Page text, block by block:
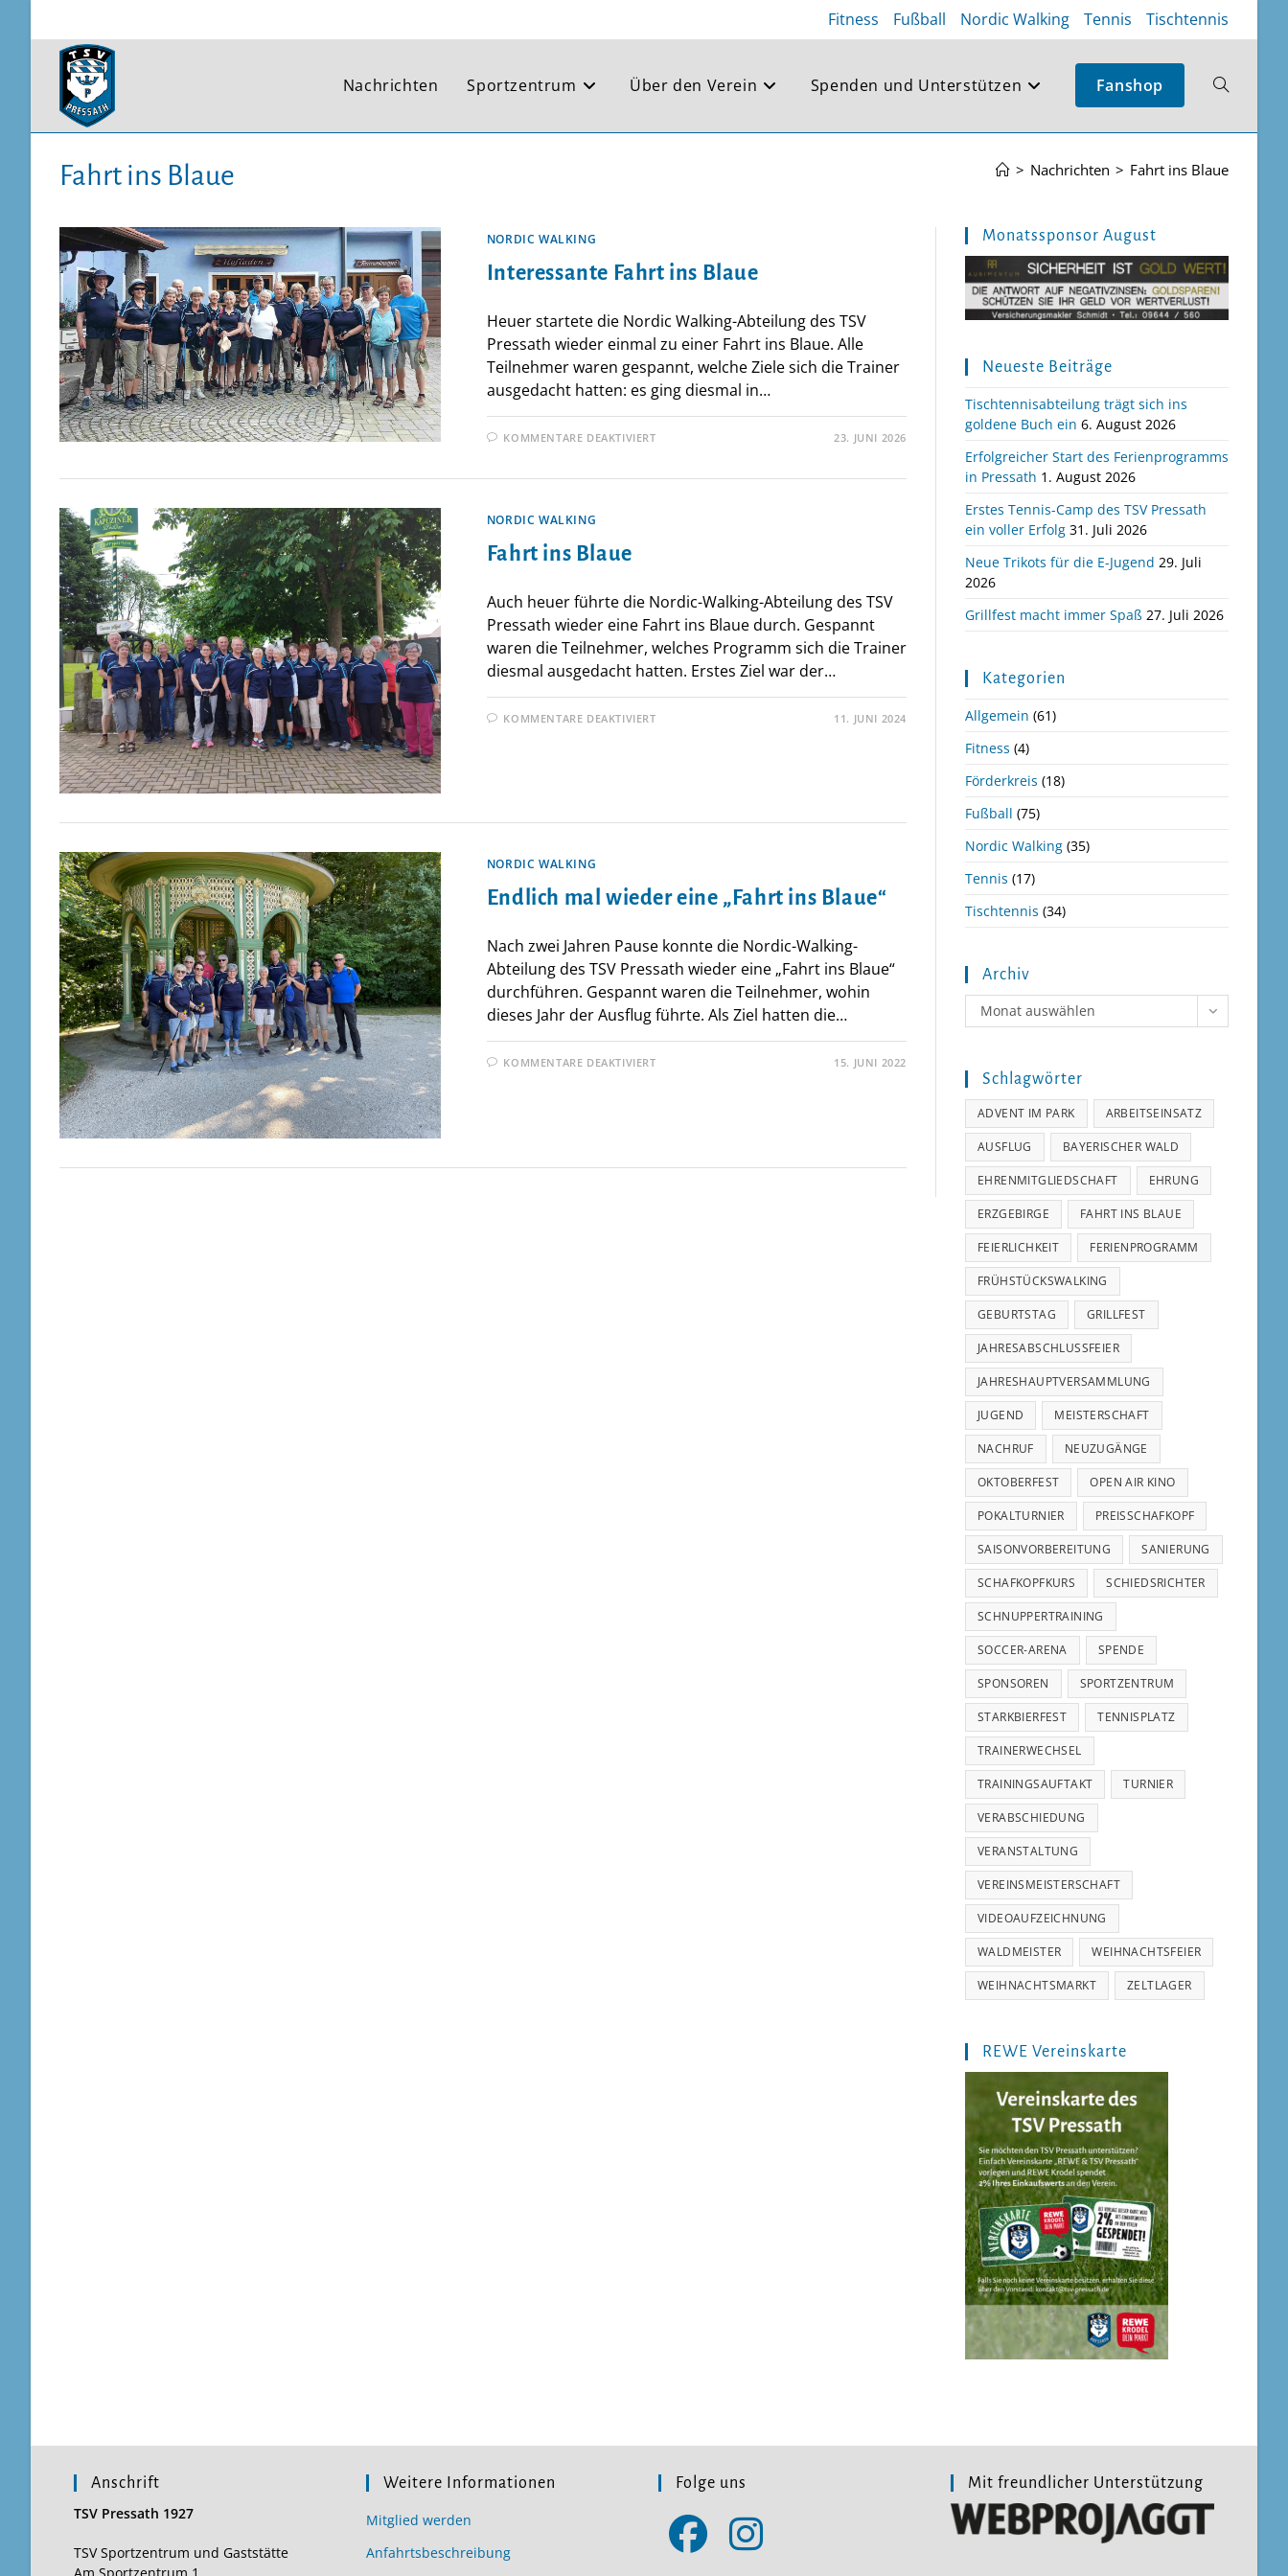
Fitness Fußball Nordic Walking Tennis Tischtennis
Nachrichten Sportzentrum Über den Verein Spenden und Unterstützen Fanshop Website-
Suche
Fahrt ins Blaue > Nachrichten > Fahrt ins Blaue
NORDIC WALKING
Interessante Fahrt ins Blaue
Heuer startete die Nordic Walking-Abteilung des TSV
Pressath wieder einmal zu einer Fahrt ins Blaue. Alle
Teilnehmer waren gespannt, welche Ziele sich die Trainer
ausgedacht hatten: es ging diesmal in…
KOMMENTARE DEAKTIVIERTFÜR
INS
23. JUNI 2026
NORDIC WALKING
Fahrt ins Blaue
Auch heuer führte die Nordic-Walking-Abteilung des TSV
Pressath wieder eine Fahrt ins Blaue durch. Gespannt
waren die Teilnehmer, welches Programm sich die Trainer
diesmal ausgedacht hatten. Erstes Ziel war der…
KOMMENTARE DEAKTIVIERTFÜR 11. JUNI 2024
NORDIC WALKING
Endlich mal wieder eine „Fahrt ins Blaue“
Nach zwei Jahren Pause konnte die Nordic-Walking-
Abteilung des TSV Pressath wieder eine „Fahrt ins Blaue“
durchführen. Gespannt waren die Teilnehmer, wohin
dieses Jahr der Ausflug führte. Als Ziel hatten die…
KOMMENTARE DEAKTIVIERTFÜR 15. JUNI 2022
Monatssponsor August
Neueste Beiträge
Tischtennisabteilung trägt sich ins
goldene Buch ein 6. August 2026
Erfolgreicher Start des Ferienprogramms
in Pressath 1. August 2026
Erstes Tennis-Camp des TSV Pressath
ein voller Erfolg 31. Juli 2026
Neue Trikots für die E-Jugend 29. Juli
2026
Grillfest macht immer Spaß 27. Juli 2026
Kategorien
Allgemein (61)
Fitness (4)
Förderkreis (18)
Fußball (75)
Nordic Walking (35)
Tennis (17)
Tischtennis (34)
Archiv
Archiv
Monat auswählen
Schlagwörter
ADVENT IM PARK ARBEITSEINSATZ
AUSFLUG BAYERISCHER WALD
EHRENMITGLIEDSCHAFT EHRUNG
ERZGEBIRGE FAHRT INS BLAUE
FEIERLICHKEIT FERIENPROGRAMM
FRÜHSTÜCKSWALKING
GEBURTSTAG GRILLFEST
JAHRESABSCHLUSSFEIER
JAHRESHAUPTVERSAMMLUNG
JUGEND MEISTERSCHAFT
NACHRUF NEUZUGÄNGE
OKTOBERFEST OPEN AIR KINO
POKALTURNIER PREISSCHAFKOPF
SAISONVORBEREITUNG SANIERUNG
SCHAFKOPFKURS SCHIEDSRICHTER
SCHNUPPERTRAINING
SOCCER-ARENA SPENDE
SPONSOREN SPORTZENTRUM
STARKBIERFEST TENNISPLATZ
TRAINERWECHSEL
TRAININGSAUFTAKT TURNIER
VERABSCHIEDUNG
VERANSTALTUNG
VEREINSMEISTERSCHAFT
VIDEOAUFZEICHNUNG
WALDMEISTER WEIHNACHTSFEIER
WEIHNACHTSMARKT ZELTLAGER
REWE Vereinskarte
Anschrift
TSV Pressath 1927
TSV Sportzentrum und Gaststätte
Weitere Informationen
Mitglied werden
Anfahrtsbeschreibung
Folge uns Mit freundlicher Unterstützung